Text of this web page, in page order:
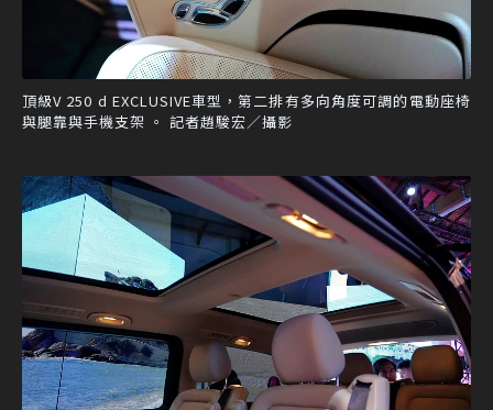
頂級V 250 d EXCLUSIVE車型，第二排有多向角度可調的電動座椅
與腿靠與手機支架 。 記者趙駿宏／攝影